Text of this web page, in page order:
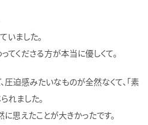
いました。
てくださる方が本当に優しくて。
迫感みたいなものが全然なくて、「素
れました。
に思えたことが大きかったです。